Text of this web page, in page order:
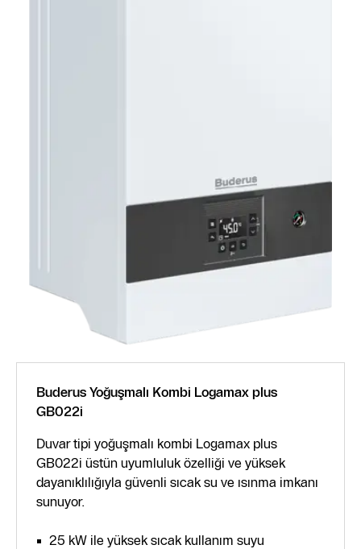
Buderus Yoğuşmalı Kombi Logamax plus
GB022i
Duvar tipi yoğuşmalı kombi Logamax plus
GB022i üstün uyumluluk özelliği ve yüksek
dayanıklılığıyla güvenli sıcak su ve ısınma imkanı
sunuyor.
25 kW ile yüksek sıcak kullanım suyu